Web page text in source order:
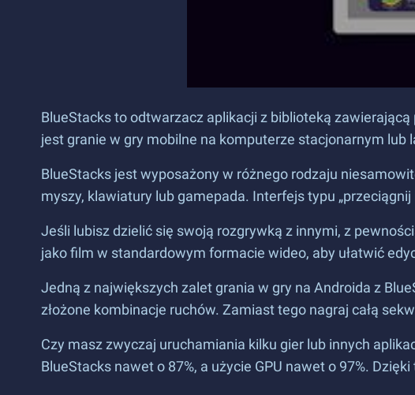
BlueStacks to odtwarzacz aplikacji z biblioteką
jest granie w gry mobilne na komputerze stacjonarnym lub
BlueStacks jest wyposażony w różnego rodzaju
myszy, klawiatury lub gamepada. Interfejs typu
Jeśli lubisz dzielić się swoją rozgrywką z innymi, z
jako film w standardowym formacie wideo, aby ułatwić
Jedną z największych zalet grania w gry na Androida z
złożone kombinacje ruchów. Zamiast tego nagraj całą
Czy masz zwyczaj uruchamiania kilku gier lub innych
BlueStacks nawet o 87%, a użycie GPU nawet o 97%.